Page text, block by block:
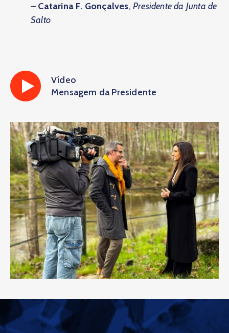
– Catarina F. Gonçalves, Presidente da Junta de
Salto
Vídeo
Mensagem da Presidente